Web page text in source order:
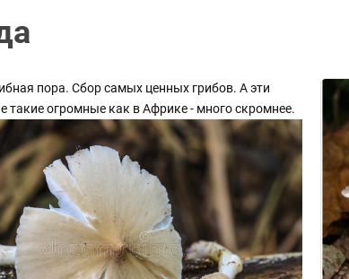
пора. Сбор самых ценных грибов. А эти
огромные как в Африке - много скромнее.